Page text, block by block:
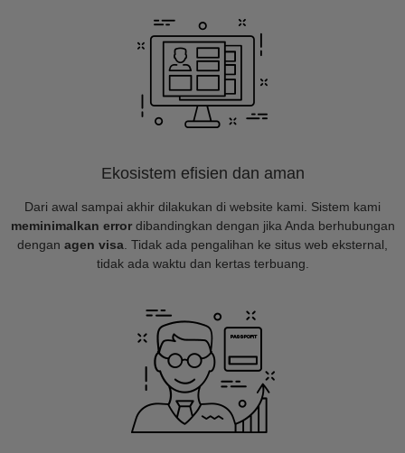
Ekosistem efisien dan aman
Dari awal sampai akhir dilakukan di website kami. Sistem kami
meminimalkan errordibandingkan dengan jika Anda berhubungan
dengan agen visa . Tidak ada pengalihan ke situs web eksternal,
tidak ada waktu dan kertas terbuang.